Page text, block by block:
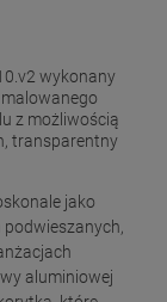
wykonany
z możliwością
transparentny
jako
aluminiowej